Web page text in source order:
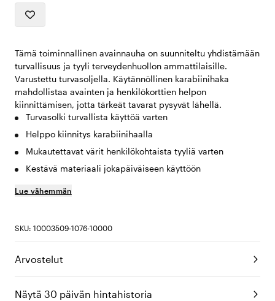
Tämä toiminnallinen avainnauha on suunniteltu yhdistämään
turvallisuus ja tyyli terveydenhuollon ammattilaisille.
Varustettu turvasoljella. Käytännöllinen karabiinihaka
mahdollistaa avainten ja henkilökorttien helpon
kiinnittämisen, jotta tärkeät tavarat pysyvät lähellä.
Turvasolki turvallista käyttöä varten
Helppo kiinnitys karabiinihaalla
Mukautettavat värit henkilökohtaista tyyliä varten
Kestävä materiaali jokapäiväiseen käyttöön
Lue vähemmän
SKU: 10003509-1076-10000
Arvostelut
Näytä 30 päivän hintahistoria